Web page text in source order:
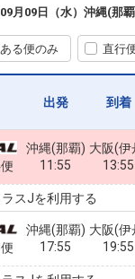
月09日（水） 沖縄(那
る便のみ 直行
出発 到着
沖縄(那覇)
11:55
大阪(伊
13:55
ラスJを利用する
沖縄(那覇)
17:55
大阪(伊
19:55